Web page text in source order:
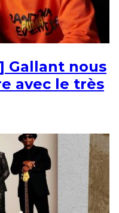
Gallant nous
avec le très